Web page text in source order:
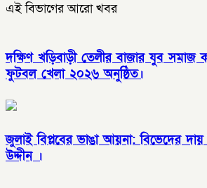
এই বিভাগের আরো খবর
দক্ষিণ খড়িবাড়ী তেলীর বাজার যুব
ফুটবল খেলা ২০২৬ অনুষ্ঠিত।
জুলাই বিপ্লবের ভাঙা আয়না: বিভেদের
উদ্দীন ।